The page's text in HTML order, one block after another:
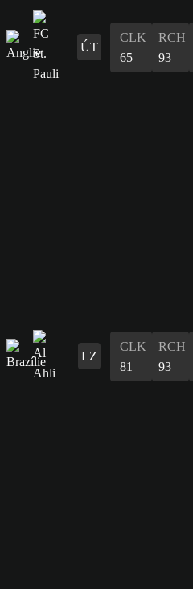
ÚT
CLK
65
RCH
93
LZ
CLK
81
RCH
93